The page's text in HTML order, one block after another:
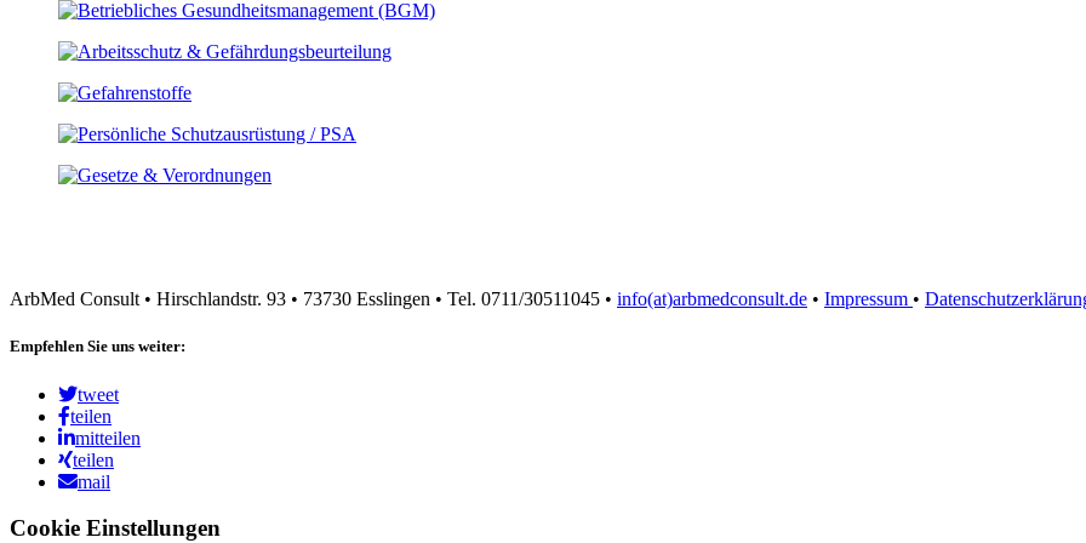
ArbMed Consult • Hirschlandstr. 93 • 73730 Esslingen • Tel. 0711/30511045 • info(at)arbmedconsult.de • Impressum •
Empfehlen Sie uns weiter:
tweet
teilen
mitteilen
teilen
mail
Cookie Einstellungen